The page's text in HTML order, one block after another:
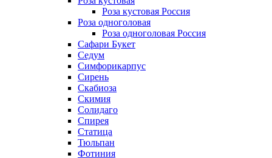
Роза кустовая Россия
Роза одноголовая
Роза одноголовая Россия
Сафари Букет
Седум
Симфорикарпус
Сирень
Скабиоза
Скимия
Солидаго
Спирея
Статица
Тюльпан
Фотиния